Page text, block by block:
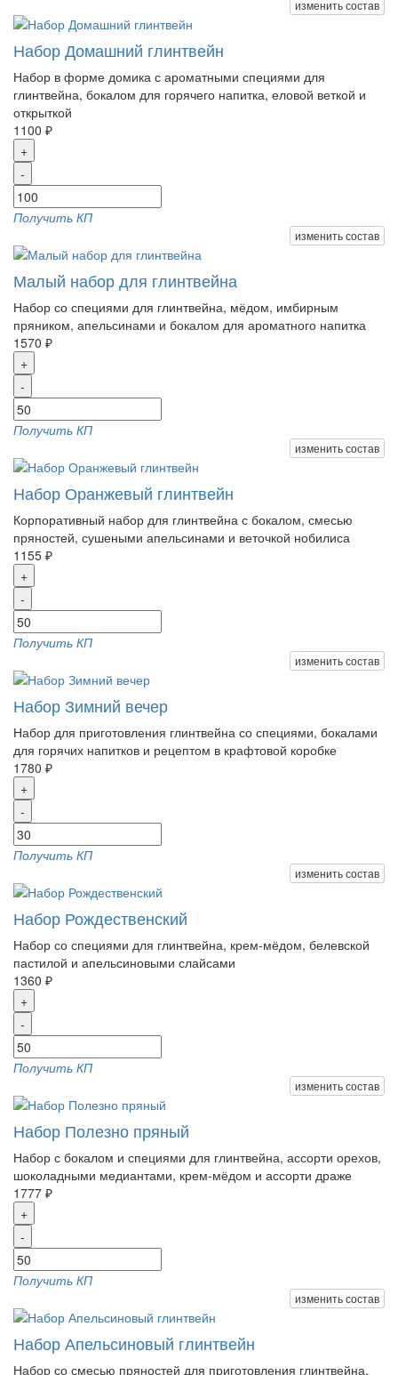
изменить состав
Набор Домашний глинтвейн
Набор в форме домика с ароматными специями для
глинтвейна, бокалом для горячего напитка, еловой веткой и
открыткой
1100 ₽
+
-
Получить КП
изменить состав
Малый набор для глинтвейна
Набор со специями для глинтвейна, мёдом, имбирным
пряником, апельсинами и бокалом для ароматного напитка
1570 ₽
+
-
Получить КП
изменить состав
Набор Оранжевый глинтвейн
Корпоративный набор для глинтвейна с бокалом, смесью
пряностей, сушеными апельсинами и веточкой нобилиса
1155 ₽
+
-
Получить КП
изменить состав
Набор Зимний вечер
Набор для приготовления глинтвейна со специями, бокалами
для горячих напитков и рецептом в крафтовой коробке
1780 ₽
+
-
Получить КП
изменить состав
Набор Рождественский
Набор со специями для глинтвейна, крем-мёдом, белевской
пастилой и апельсиновыми слайсами
1360 ₽
+
-
Получить КП
изменить состав
Набор Полезно пряный
Набор с бокалом и специями для глинтвейна, ассорти орехов,
шоколадными медиантами, крем-мёдом и ассорти драже
1777 ₽
+
-
Получить КП
изменить состав
Набор Апельсиновый глинтвейн
Набор со смесью пряностей для приготовления глинтвейна,